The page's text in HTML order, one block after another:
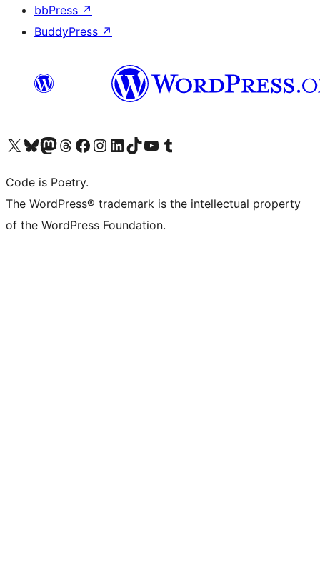
bbPress ↗
BuddyPress ↗
Visita il nostro account X (ex Twitter)
Visita il nostro account Bluesky
Visita il nostro account Mastodon
Visita il nostro account Threads
Visita la nostra pagina Facebook
Visita il nostro account Instagram
Visita il nostro account LinkedIn
Visita il nostro account TikTok
Visita il nostro canale YouTube
Visita il nostro account Tumblr
Code is Poetry.
The WordPress® trademark is the intellectual property
of the WordPress Foundation.